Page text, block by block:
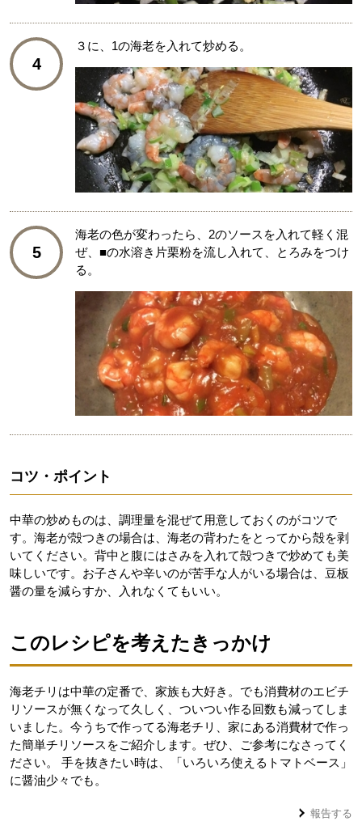
4
３に、1の海老を入れて炒める。
5
海老の色が変わったら、2のソースを入れて軽く混
ぜ、■の水溶き片栗粉を流し入れて、とろみをつけ
る。
コツ・ポイント
中華の炒めものは、調理量を混ぜて用意しておくのがコツで
す。海老が殻つきの場合は、海老の背わたをとってから殻を剥
いてください。背中と腹にはさみを入れて殻つきで炒めても美
味しいです。お子さんや辛いのが苦手な人がいる場合は、豆板
醤の量を減らすか、入れなくてもいい。
このレシピを考えたきっかけ
海老チリは中華の定番で、家族も大好き。でも消費材のエビチ
リソースが無くなって久しく、ついつい作る回数も減ってしま
いました。今うちで作ってる海老チリ、家にある消費材で作っ
た簡単チリソースをご紹介します。ぜひ、ご参考になさってく
ださい。 手を抜きたい時は、「いろいろ使えるトマトベース」
に醤油少々でも。
報告する